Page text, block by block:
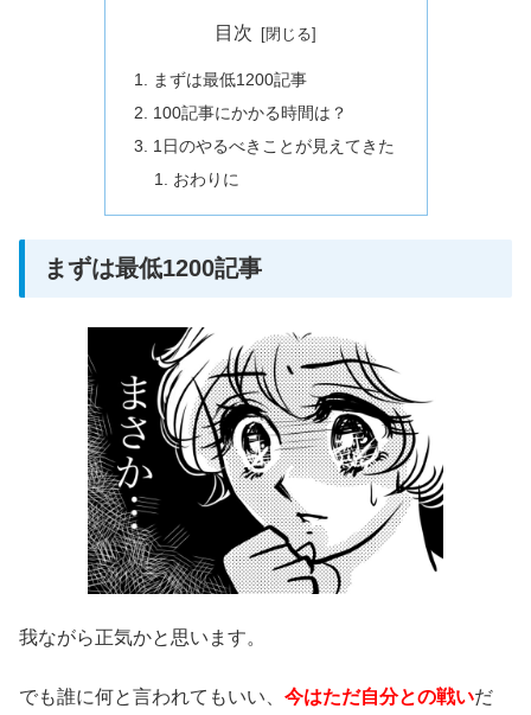
目次
まずは最低1200記事
100記事にかかる時間は？
1日のやるべきことが見えてきた
おわりに
まずは最低1200記事
我ながら正気かと思います。
でも誰に何と言われてもいい、 今はただ自分との戦いだ